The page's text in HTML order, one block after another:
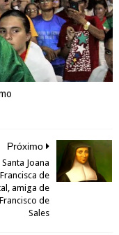
Próximo
Santa Joana
Francisca de
amiga de
de
Sales